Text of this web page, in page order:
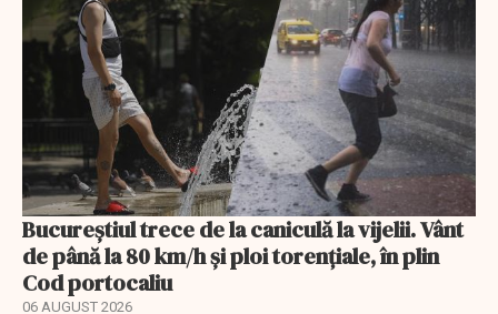
Bucureștiul trece de la caniculă la vijelii. Vânt
de până la 80 km/h și ploi torențiale, în plin
Cod portocaliu
06 AUGUST 2026